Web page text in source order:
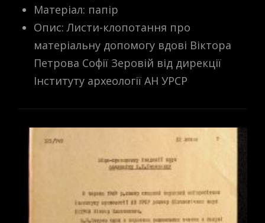
Матеріал: папір
Опис: Листи-клопотання про
матеріальну допомогу вдові Віктора
Петрова Софії Зеровій від дирекції
Інституту археології АН УРСР